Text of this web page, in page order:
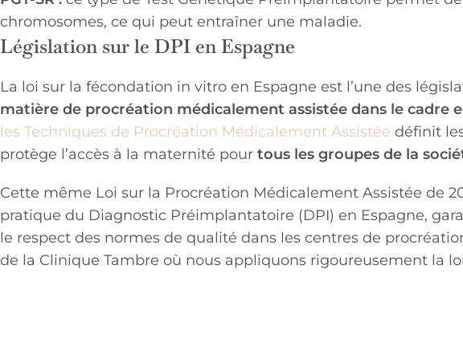
chromosomes, ce qui peut entraîner une maladie.
Législation sur le DPI en Espagne
La loi sur la fécondation in vitro en Espagne est l’une des
matière de procréation médicalement assistée dans le cadre
les Techniques de Procréation Médicalement Assistée définit
protège l’accès à la maternité pour tous les groupes de la
Cette même Loi sur la Procréation Médicalement Assistée de
pratique du Diagnostic Préimplantatoire (DPI) en Espagne,
le respect des normes de qualité dans les centres de
de la Clinique Tambre où nous appliquons rigoureusement la